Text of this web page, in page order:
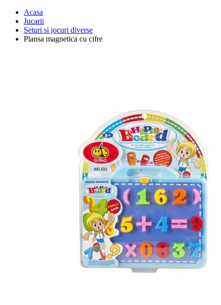
Acasa
Jucarii
Seturi si jocuri diverse
Plansa magnetica cu cifre